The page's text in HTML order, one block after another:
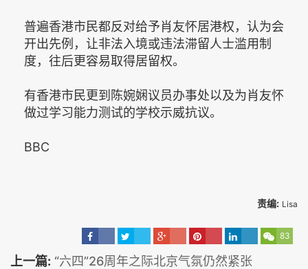
普遍香港市民都反对给予肖友怀居港权，认为会
开出先例，让非法入境或违法滞留人士滥用制
度，往后更容易取得居留权。
有香港市民更到陈婉娴议员办事处以及为肖友怀
做过学习能力测试的学校示威抗议。
BBC
责编: Lisa
83
上一篇: “六四”26周年之际北京气氛仍然紧张